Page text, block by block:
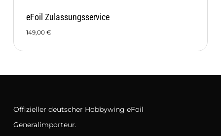
eFoil Zulassungsservice
149,00 €
Offizieller deutscher Hobbywing eFoil
Generalimporteur.